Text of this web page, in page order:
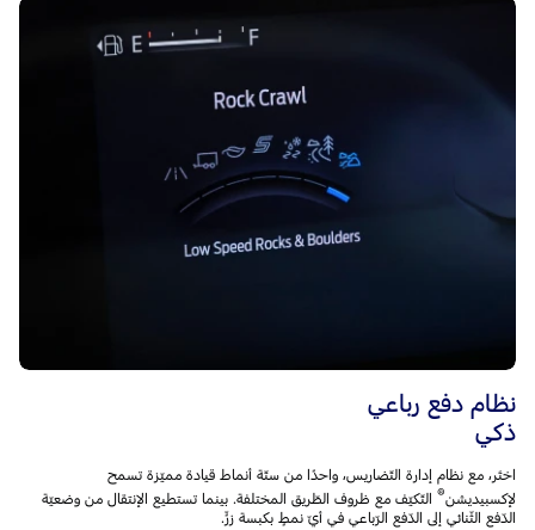
نظام دفع رباعي
ذكي
اختَر، مع نظام إدارة التّضاريس، واحدًا من ستّة أنماط قيادة مميّزة تسمح
لإكسبيديشن® التّكيّف مع ظروف الطّريق المختلفة. بينما تستطيع الإنتقال من وضعيّة
الدّفع الثّنائي إلى الدّفع الرّباعي في أيّ نمطٍ بكبسة زرٍّ.